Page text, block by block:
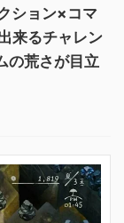
ション×コマ
来るチャレン
の荒さが目立